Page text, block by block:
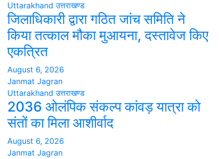
Uttarakhand उत्तराखण्ड
जिलाधिकारी द्वारा गठित जांच समिति ने
किया तत्काल मौका मुआयना, दस्तावेज किए
एकत्रित
August 6, 2026
Janmat Jagran
Uttarakhand उत्तराखण्ड
2036 ओलंपिक संकल्प कांवड़ यात्रा को
संतों का मिला आशीर्वाद
August 6, 2026
Janmat Jagran